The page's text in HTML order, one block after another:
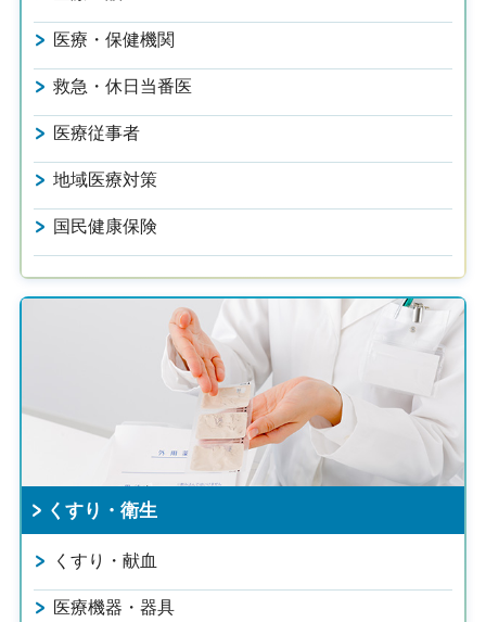
医療・保健機関
救急・休日当番医
医療従事者
地域医療対策
国民健康保険
くすり・衛生
くすり・献血
医療機器・器具